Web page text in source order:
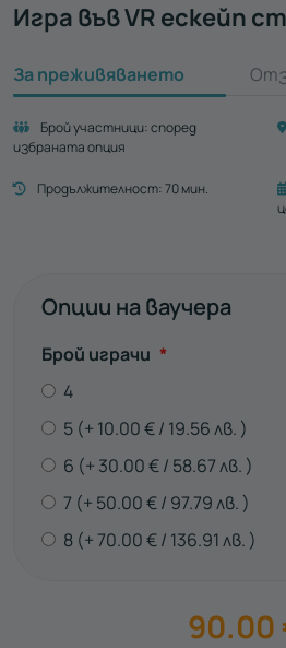
Игра във VR ескейп
За преживяването
Брой участници:според
избраната опция
Продължителност:70 мин.
Опции на ваучера
Брой играчи Задължително
*
4
5
10.00€ 19.56лв.
6
30.00€ 58.67лв.
7
50.00€ 97.79лв.
8
70.00€ 136.91лв.
90.00